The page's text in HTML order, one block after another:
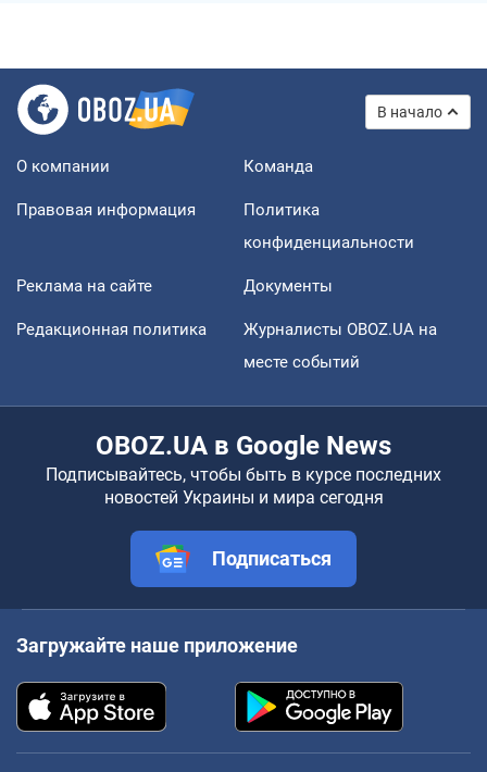
В начало
О компании Команда
Правовая информация
Политика
конфиденциальности
Реклама на сайте Документы
Редакционная политика
Журналисты OBOZ.UA на
месте событий
OBOZ.UA в Google News
Подписывайтесь, чтобы быть в курсе последних
новостей Украины и мира сегодня
Подписаться
Загружайте наше приложение